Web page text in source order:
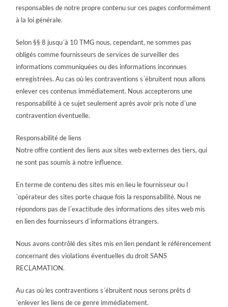
responsables de notre propre contenu sur ces pages conformément
à la loi générale.
Selon §§ 8 jusqu´à 10 TMG nous, cependant, ne sommes pas
obligés comme fournisseurs de services de surveiller des
informations communiquées ou des informations inconnues
enregistrées. Au cas où les contraventions s´ébruitent nous allons
enlever ces contenus immédiatement. Nous accepterons une
responsabilité à ce sujet seulement après avoir pris note d´une
contravention éventuelle.
Responsabilité de liens
Notre offre contient des liens aux sites web externes des tiers, qui
ne sont pas soumis à notre influence.
En terme de contenu des sites mis en lieu le fournisseur ou l
´opérateur des sites porte chaque fois la responsabilité. Nous ne
répondons pas de l´exactitude des informations des sites web mis
en lien des fournisseurs d´informations étrangers.
Nous avons contrôlé des sites mis en lien pendant le référencement
concernant des violations éventuelles du droit SANS
RECLAMATION.
Au cas où les contraventions s´ébruitent nous serons prêts d
´enlever les liens de ce genre immédiatement.